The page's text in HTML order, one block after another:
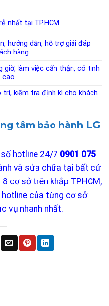
nhất tại TP.HCM
hướng dẫn, hỗ trợ giải đáp
hàng
giờ, làm việc cẩn thận, có tinh
cao
trì, kiểm tra định kì cho khách
tâm bảo hành LG
hotline 24/7 0901 075
và sửa chữa tại bất cứ
cơ sở trên khắp TPHCM,
hotline của từng cơ sở
vụ nhanh nhất.